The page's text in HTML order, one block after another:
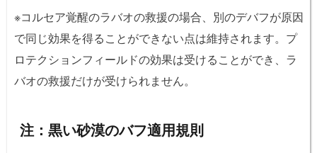
※コルセア覚醒のラバオの救援の場合、別のデバフが原因
で同じ効果を得ることができない点は維持されます。プ
ロテクションフィールドの効果は受けることができ、ラ
バオの救援だけが受けられません。
注：黒い砂漠のバフ適用規則